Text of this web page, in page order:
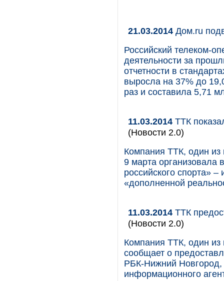
21.03.2014 Дом.ru
Российский телеком-
деятельности за
отчетности в
выросла на 37% до
раз и составила 5,71
11.03.2014 ТТК
(Новости 2.0)
Компания ТТК, один из
9 марта
российского спорта»
«дополненной
11.03.2014 ТТК
(Новости 2.0)
Компания ТТК, один из
сообщает о
РБК-Нижний Новгород,
информационного